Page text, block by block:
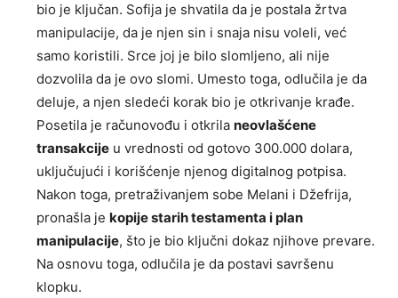
bio je ključan. Sofija je shvatila da je postala žrtva
manipulacije, da je njen sin i snaja nisu voleli, već
samo koristili. Srce joj je bilo slomljeno, ali nije
dozvolila da je ovo slomi. Umesto toga, odlučila je da
deluje, a njen sledeći korak bio je otkrivanje krađe.
Posetila je računovođu i otkrila neovlašćene
transakcije u vrednosti od gotovo 300.000 dolara,
uključujući i korišćenje njenog digitalnog potpisa.
Nakon toga, pretraživanjem sobe Melani i Džefrija,
pronašla je kopije starih testamenta i plan
manipulacije, što je bio ključni dokaz njihove prevare.
Na osnovu toga, odlučila je da postavi savršenu
klopku.